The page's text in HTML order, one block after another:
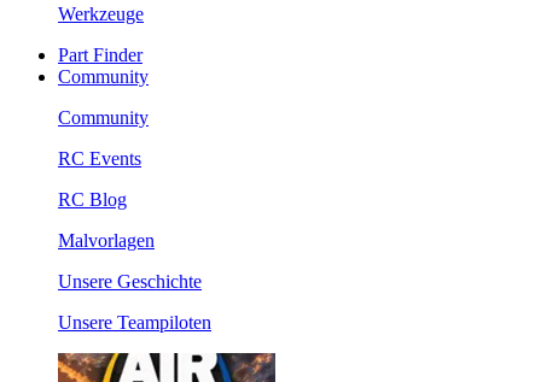
Werkzeuge
Part Finder
Community
Community
RC Events
RC Blog
Malvorlagen
Unsere Geschichte
Unsere Teampiloten